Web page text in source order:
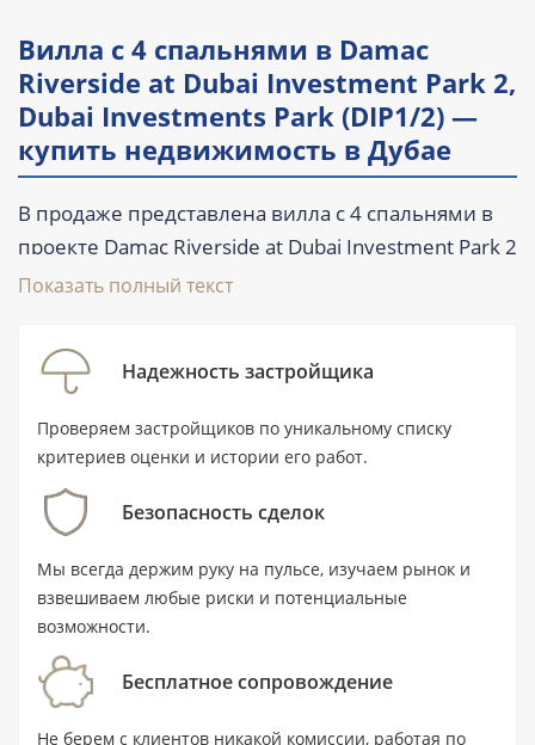
Вилла с 4 спальнями в Damac
Riverside at Dubai Investment Park 2,
Dubai Investments Park (DIP1/2) —
купить недвижимость в Дубае
В продаже представлена вилла с 4 спальнями в
проекте Damac Riverside at Dubai Investment Park 2
от DAMAC. Площадь объекта составляет 213,4 м²
балкон и терраса. Новостройка находится в
Дубае, в районе Dubai Investments Park (DIP1/2);
2027 года. Стоимость покупки на этапе
Ключевые характеристики
Тип недвижимости: вилла с 4
Площадь: 213,4 м² (2 297 ft²).
Цена: от 1 900 000 AED.
Показать полный текст
Надежность застройщика
Проверяем застройщиков по уникальному списку
критериев оценки и истории его работ.
Безопасность сделок
Мы всегда держим руку на пульсе, изучаем рынок и
взвешиваем любые риски и потенциальные
возможности.
Бесплатное сопровождение
Не берем с клиентов никакой комиссии, работая по